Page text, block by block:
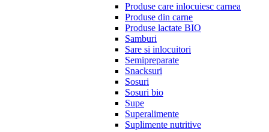
Produse care inlocuiesc carnea
Produse din carne
Produse lactate BIO
Samburi
Sare si inlocuitori
Semipreparate
Snacksuri
Sosuri
Sosuri bio
Supe
Superalimente
Suplimente nutritive